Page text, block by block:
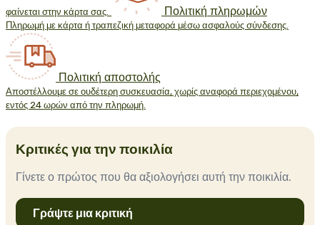
φαίνεται στην κάρτα σας. Πολιτική πληρωμών
Πληρωμή με κάρτα ή τραπεζική μεταφορά μέσω ασφαλούς σύνδεσης.
Πολιτική αποστολής
Αποστέλλουμε σε ουδέτερη συσκευασία, χωρίς αναφορά περιεχομένου,
εντός 24 ωρών από την πληρωμή.
Κριτικές για την ποικιλία
Γίνετε ο πρώτος που θα αξιολογήσει αυτή την ποικιλία.
Γράψτε μια κριτική